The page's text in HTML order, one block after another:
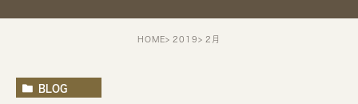
HOME 2019 2月
BLOG